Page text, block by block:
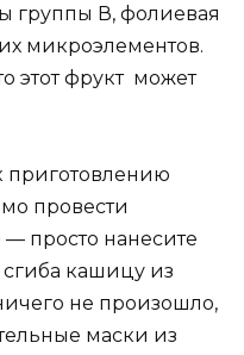
группы В, фолиевая
микроэлементов.
этот фрукт может
приготовлению
провести
просто нанесите
сгиба кашицу из
не произошло,
маски из